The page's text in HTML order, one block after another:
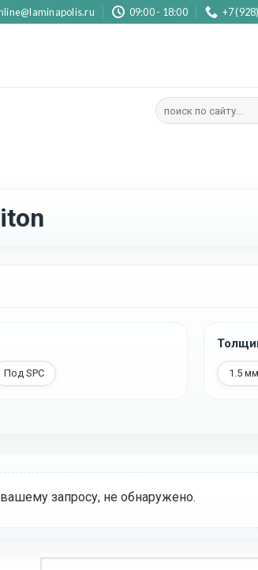
09:00 - 18:00 +7
Искать:
Под SPC 1.5 мм
запросу, не обнаружено.